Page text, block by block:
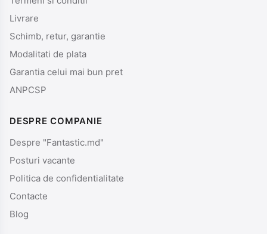
Livrare
Schimb, retur, garantie
Modalitati de plata
Garantia celui mai bun pret
ANPCSP
DESPRE COMPANIE
Despre "Fantastic.md"
Posturi vacante
Politica de confidentialitate
Contacte
Blog